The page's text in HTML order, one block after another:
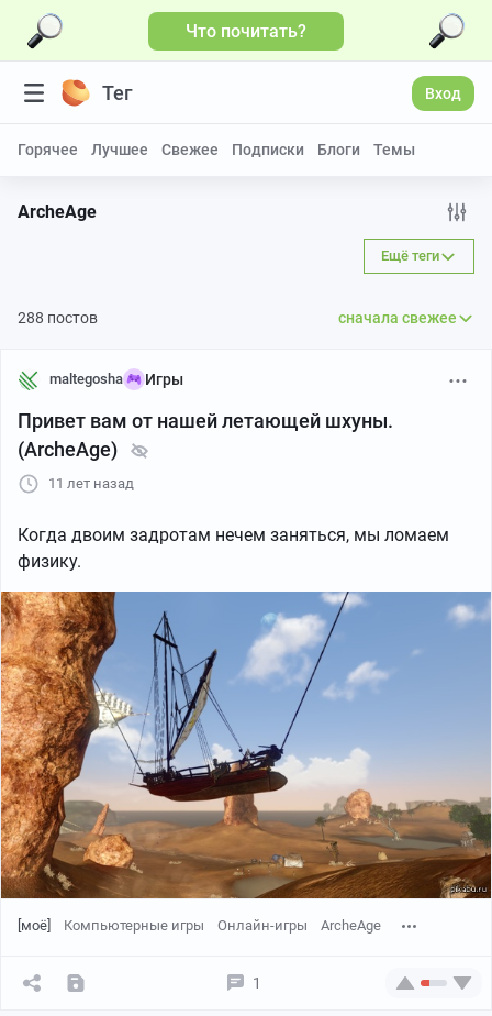
Что почитать?
Тег Вход
Горячее Лучшее Свежее Подписки Блоги Темы
ArcheAge
Ещё теги
288 постов сначала свежее
maltegosha Игры
Привет вам от нашей летающей шхуны.
(ArcheAge)
11 лет назад
Когда двоим задротам нечем заняться, мы ломаем
физику.
[моё] Компьютерные игры Онлайн-игры ArcheAge
1
Больше видео